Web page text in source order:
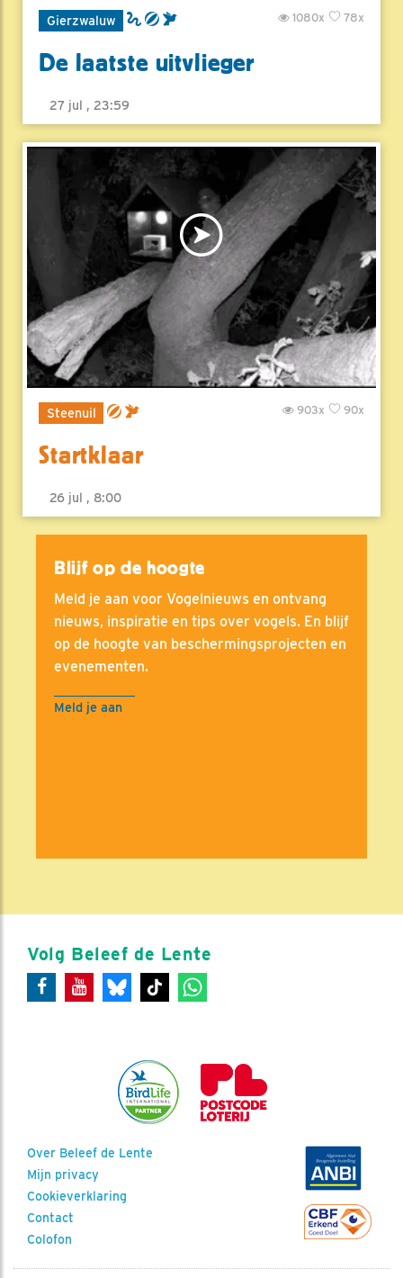
Gierzwaluw 78x
1080x
De laatste uitvlieger
27 jul , 23:59
Steenuil 90x
903x
Startklaar
26 jul , 8:00
Blijf op de hoogte
Meld je aan voor Vogelnieuws en ontvang
nieuws, inspiratie en tips over vogels. En blijf
op de hoogte van beschermingsprojecten en
evenementen.
Meld je aan
Volg Beleef de Lente
Over Beleef de Lente
Mijn privacy
Cookieverklaring
Contact
Colofon